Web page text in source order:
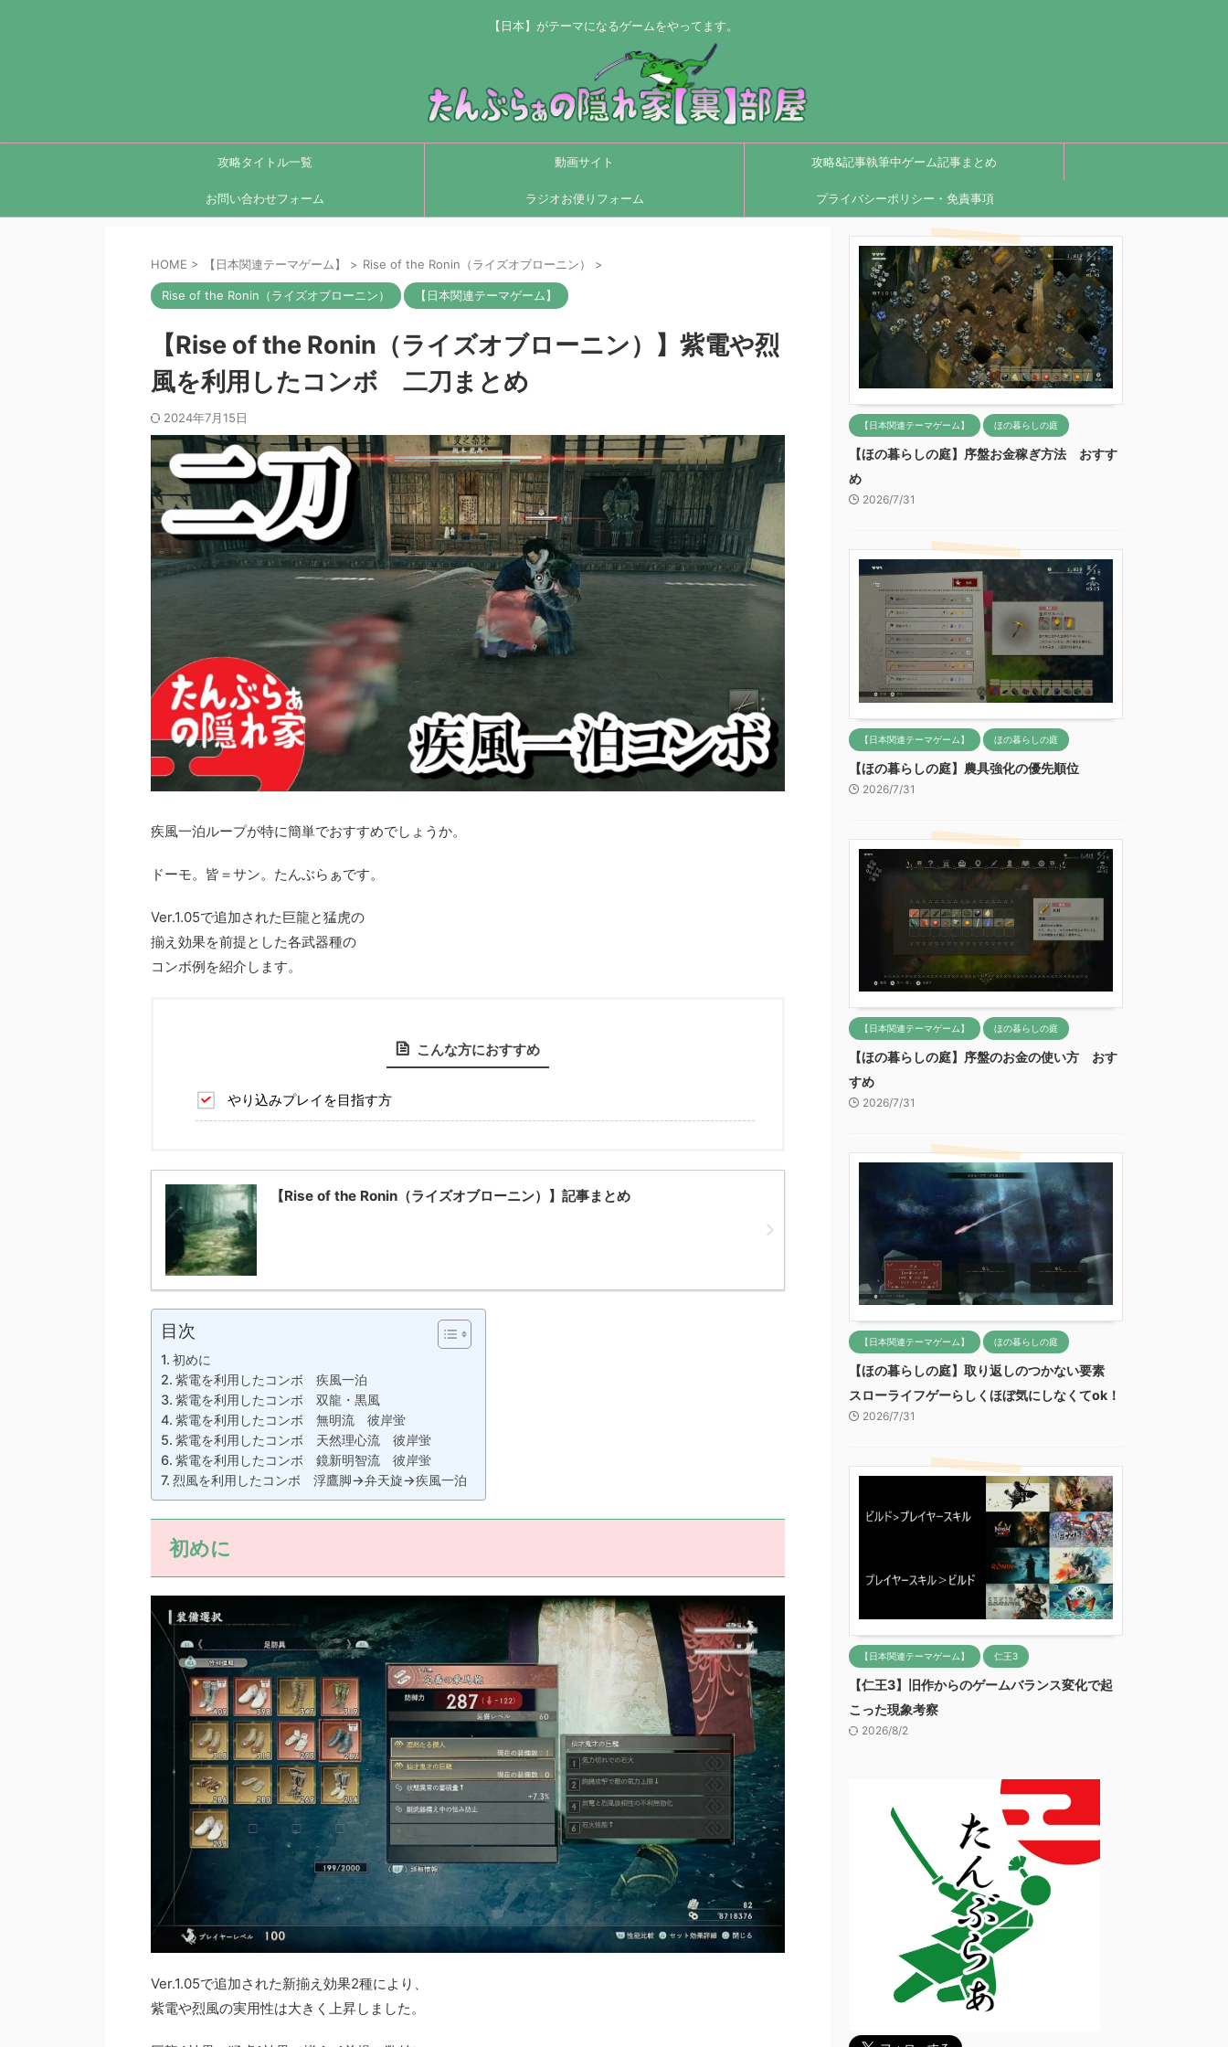
【日本】がテーマになるゲームをやってます。
攻略タイトル一覧 動画サイト 攻略&記事執筆中ゲーム記事まとめ
お問い合わせフォーム ラジオお便りフォーム プライバシーポリシー・免責事項
HOME > 【日本関連テーマゲーム】 > Rise of the Ronin（ライズオブローニン） >
Rise of the Ronin（ライズオブローニン） 【日本関連テーマゲーム】
【Rise of the Ronin（ライズオブローニン）】紫電や烈
風を利用したコンボ 二刀まとめ
2024年7月15日
疾風一泊ループが特に簡単でおすすめでしょうか。
ドーモ。皆＝サン。たんぶらぁです。
Ver.1.05で追加された巨龍と猛虎の
揃え効果を前提とした各武器種の
コンボ例を紹介します。
こんな方におすすめ
やり込みプレイを目指す方
【Rise of the Ronin（ライズオブローニン）】記事まとめ
目次
初めに
紫電を利用したコンボ 疾風一泊
紫電を利用したコンボ 双龍・黒風
紫電を利用したコンボ 無明流 彼岸蛍
紫電を利用したコンボ 天然理心流 彼岸蛍
紫電を利用したコンボ 鏡新明智流 彼岸蛍
烈風を利用したコンボ 浮鷹脚→弁天旋→疾風一泊
初めに
Ver.1.05で追加された新揃え効果2種により、
紫電や烈風の実用性は大きく上昇しました。
【日本関連テーマゲーム】 ほの暮らしの庭
【ほの暮らしの庭】序盤お金稼ぎ方法 おすす
め
2026/7/31
【日本関連テーマゲーム】 ほの暮らしの庭
【ほの暮らしの庭】農具強化の優先順位
2026/7/31
【日本関連テーマゲーム】 ほの暮らしの庭
【ほの暮らしの庭】序盤のお金の使い方 おす
すめ
2026/7/31
【日本関連テーマゲーム】 ほの暮らしの庭
【ほの暮らしの庭】取り返しのつかない要素
スローライフゲーらしくほぼ気にしなくてok！
2026/7/31
【日本関連テーマゲーム】 仁王3
【仁王3】旧作からのゲームバランス変化で起
こった現象考察
2026/8/2